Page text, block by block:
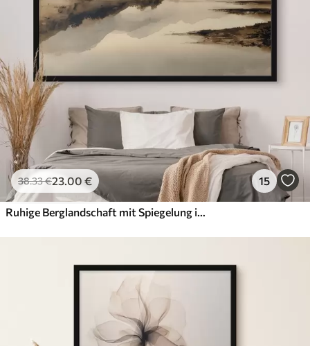
38.33€23.00 € 15
Ruhige Berglandschaft mit Spiegelung im Wasser